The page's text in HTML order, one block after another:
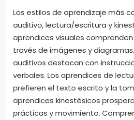
Los estilos de aprendizaje más
auditivo, lectura/escritura y
aprendices visuales
través de imágenes y
auditivos destacan con
verbales. Los aprendices de
prefieren el texto escrito y la
aprendices kinestésicos
prácticas y movimiento.